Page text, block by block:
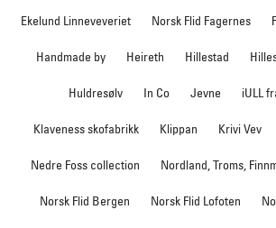
Ekelund Linneveveriet Norsk Flid Fagernes
Handmade by Heireth Hillestad
Huldresølv In Co Jevne iULL
Klaveness skofabrikk Klippan Krivi Vev
Nedre Foss collection Nordland, Troms,
Norsk Flid Bergen Norsk Flid Lofoten